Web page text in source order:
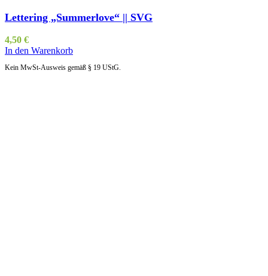
Lettering „Summerlove“ || SVG
4,50 €
In den Warenkorb
Kein MwSt-Ausweis gemäß § 19 UStG.